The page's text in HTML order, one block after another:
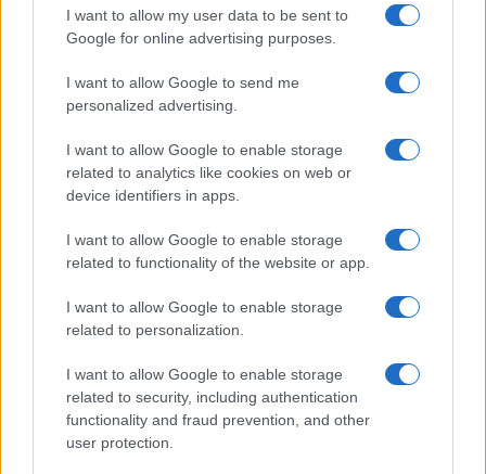
I want to allow my user data to be sent to
Google for online advertising purposes.
I want to allow Google to send me
personalized advertising.
I want to allow Google to enable storage
related to analytics like cookies on web or
device identifiers in apps.
I want to allow Google to enable storage
related to functionality of the website or app.
I want to allow Google to enable storage
related to personalization.
I want to allow Google to enable storage
related to security, including authentication
functionality and fraud prevention, and other
user protection.
Μαρινάκη λόγω της υπογραφής νέων
συμβάσεων εργασίας
MEDIA
02/07/2019 - 16:26
Στον Μαρινάκη η έκτη άδεια